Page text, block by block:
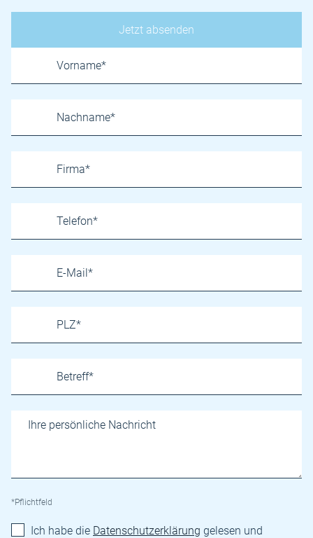
*Pflichtfeld
Ich habe die Datenschutzerklärung gelesen und